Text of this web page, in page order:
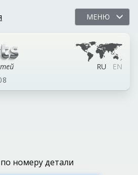
МЕНЮ
RU
EN
номеру детали